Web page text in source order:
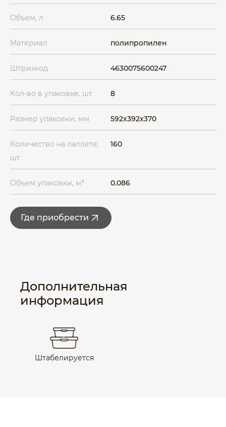
Объем, л 6.65
Материал полипропилен
Штрихкод 4630075600247
Кол-во в упаковке, шт 8
Размер упаковки, мм 592x392x370
Количество на паллете,
шт
160
Объем упаковки, м³ 0.086
Где приобрести
Дополнительная
информация
Штабелируется